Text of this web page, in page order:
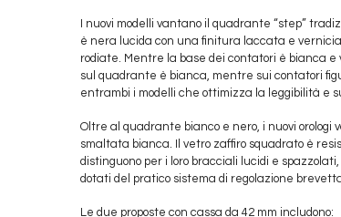
I nuovi modelli vantano il quadrante “step”
è nera lucida con una finitura laccata e
rodiate. Mentre la base dei contatori è bianca
sul quadrante è bianca, mentre sui contatori
entrambi i modelli che ottimizza la leggibilità e
Oltre al quadrante bianco e nero, i nuovi
smaltata bianca. Il vetro zaffiro squadrato è
distinguono per i loro bracciali lucidi e
dotati del pratico sistema di regolazione
Le due proposte con cassa da 42 mm includono: